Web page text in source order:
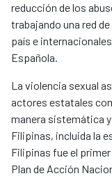
reducción de los
trabajando una red
país e
Española.
La violencia sexual
actores estatales
manera sistemática
Filipinas, incluida la
Filipinas fue el
Plan de Acción